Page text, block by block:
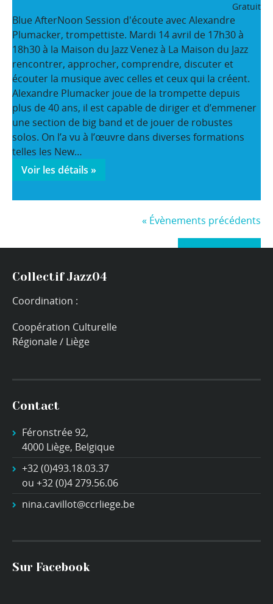
Gratuit
Blue AfterNoon Session d'écoute avec Alexandre
Plumacker, trompettiste. Mardi 14 avril de 17h30 à
18h30 à la Maison du Jazz Venez à La Maison du Jazz
rencontrer, approcher, comprendre, discuter et
écouter la musique avec celles et ceux qui la créent.
Alexandre Plumacker joue de la trompette depuis
plus de 40 ans, il est capable de diriger et d’emmener
une section de big band et de jouer de robustes
solos. On l’a vu à l’œuvre dans diverses formations
telles les New…
Voir les détails »
« Évènements précédents
Collectif Jazz04
Coordination :
Coopération Culturelle
Régionale / Liège
Contact
Féronstrée 92,
4000 Liège, Belgique
+32 (0)493.18.03.37
ou +32 (0)4 279.56.06
nina.cavillot@ccrliege.be
Sur Facebook